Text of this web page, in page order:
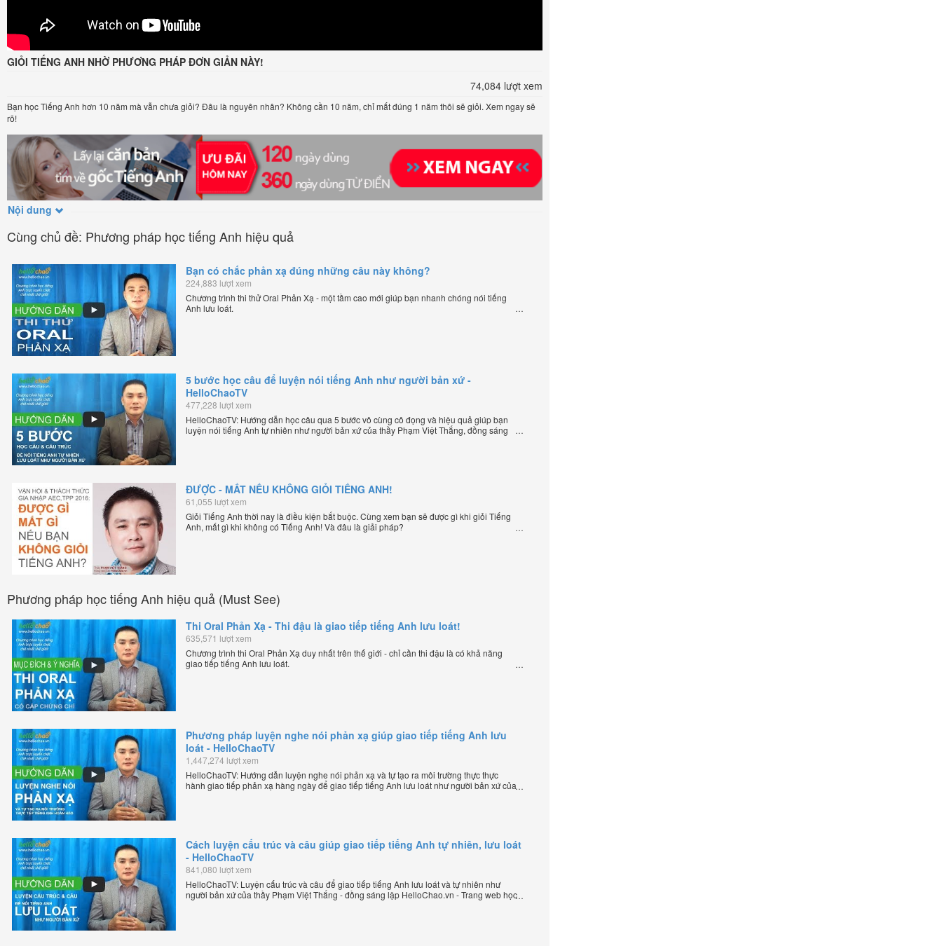
GIỎI TIẾNG ANH NHỜ PHƯƠNG PHÁP ĐƠN GIẢN NÀY!
74,084 lượt xem
Bạn học Tiếng Anh hơn 10 năm mà vẫn chưa giỏi? Đâu là nguyên nhân? Không cần 10 năm, chỉ mất đúng 1 năm thôi sẽ giỏi. Xem ngay sẽ
rõ!
Nội dung
Cùng chủ đề: Phương pháp học tiếng Anh hiệu quả
Bạn có chắc phản xạ đúng những câu này không?
224,883 lượt xem
Chương trình thi thử Oral Phản Xạ - một tầm cao mới giúp bạn nhanh chóng nói tiếng
Anh lưu loát.
5 bước học câu để luyện nói tiếng Anh như người bản xứ -
HelloChaoTV
477,228 lượt xem
HelloChaoTV: Hướng dẫn học câu qua 5 bước vô cùng cô đọng và hiệu quả giúp bạn
luyện nói tiếng Anh tự nhiên như người bản xứ của thầy Phạm Việt Thắng, đồng sáng
ĐƯỢC - MẤT NẾU KHÔNG GIỎI TIẾNG ANH!
61,055 lượt xem
Giỏi Tiếng Anh thời nay là điều kiện bắt buộc. Cùng xem bạn sẽ được gì khi giỏi Tiếng
Anh, mất gì khi không có Tiếng Anh! Và đâu là giải pháp?
Phương pháp học tiếng Anh hiệu quả (Must See)
Thi Oral Phản Xạ - Thi đậu là giao tiếp tiếng Anh lưu loát!
635,571 lượt xem
Chương trình thi Oral Phản Xạ duy nhất trên thế giới - chỉ cần thi đậu là có khả năng
giao tiếp tiếng Anh lưu loát.
Phương pháp luyện nghe nói phản xạ giúp giao tiếp tiếng Anh lưu
loát - HelloChaoTV
1,447,274 lượt xem
HelloChaoTV: Hướng dẫn luyện nghe nói phản xạ và tự tạo ra môi trường thực thực
hành giao tiếp phản xạ hàng ngày để giao tiếp tiếng Anh lưu loát như người bản xứ của
Cách luyện cấu trúc và câu giúp giao tiếp tiếng Anh tự nhiên, lưu loát
- HelloChaoTV
841,080 lượt xem
HelloChaoTV: Luyện cấu trúc và câu để giao tiếp tiếng Anh lưu loát và tự nhiên như
người bản xứ của thầy Phạm Việt Thắng - đồng sáng lập HelloChao.vn - Trang web học